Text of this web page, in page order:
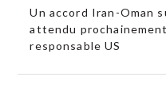
Un accord Iran-Oman
attendu
responsable US